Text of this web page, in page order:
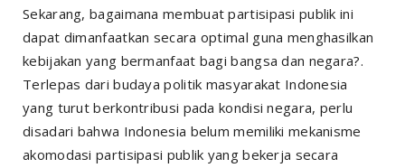
Sekarang, bagaimana membuat partisipasi publik ini
dapat dimanfaatkan secara optimal guna menghasilkan
kebijakan yang bermanfaat bagi bangsa dan negara?.
Terlepas dari budaya politik masyarakat Indonesia
yang turut berkontribusi pada kondisi negara, perlu
disadari bahwa Indonesia belum memiliki mekanisme
akomodasi partisipasi publik yang bekerja secara